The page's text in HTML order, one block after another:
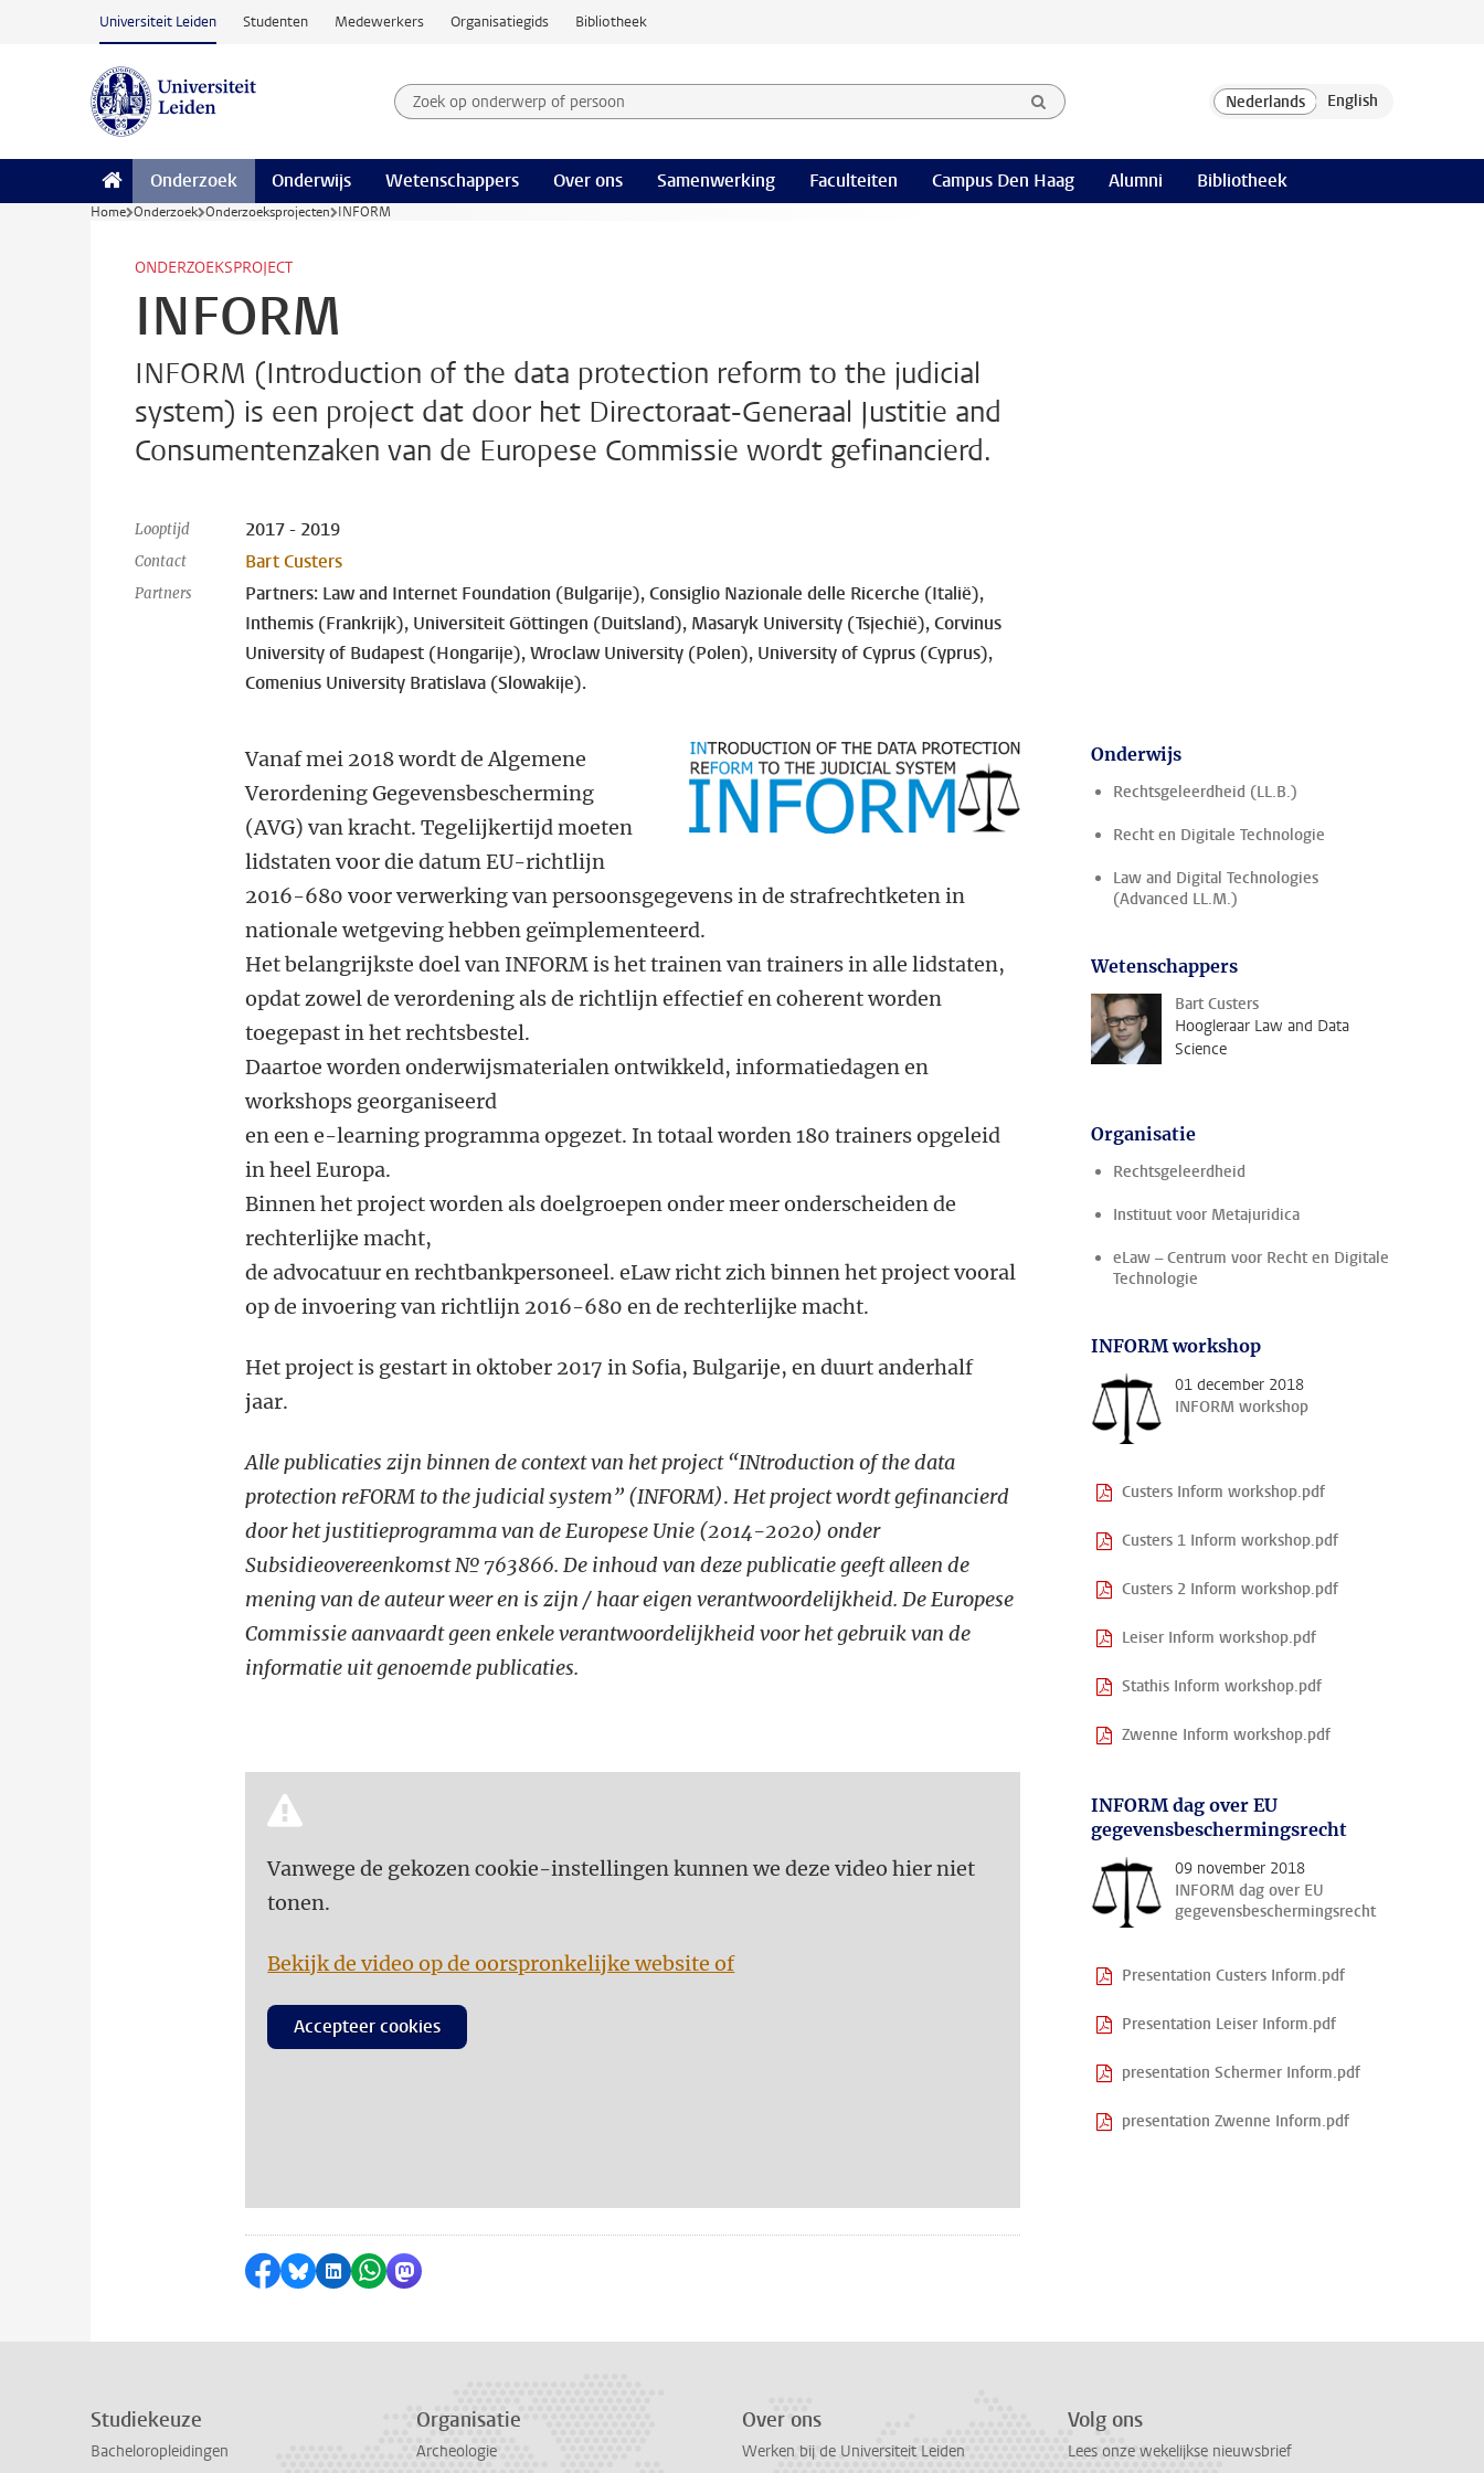
Ga naar hoofdinhoud
Universiteit Leiden Studenten Medewerkers Organisatiegids Bibliotheek
Zoek op onderwerp of persoon en selecteer categorie
Zoekterm
Onderzoek Onderwijs Wetenschappers Over ons Samenwerking Faculteiten Campus Den Haag Alumni Bibliotheek
Home Onderzoek Onderzoeksprojecten INFORM
ONDERZOEKSPROJECT
INFORM
INFORM (Introduction of the data protection reform to the judicial
system) is een project dat door het Directoraat-Generaal Justitie and
Consumentenzaken van de Europese Commissie wordt gefinancierd.
Looptijd 2017 - 2019
Contact Bart Custers
Partners
Partners: Law and Internet Foundation (Bulgarije), Consiglio Nazionale delle Ricerche (Italië),
Inthemis (Frankrijk), Universiteit Göttingen (Duitsland), Masaryk University (Tsjechië), Corvinus
University of Budapest (Hongarije), Wroclaw University (Polen), University of Cyprus (Cyprus),
Comenius University Bratislava (Slowakije).
Vanaf mei 2018 wordt de Algemene
Verordening Gegevensbescherming
(AVG) van kracht. Tegelijkertijd moeten
lidstaten voor die datum EU-richtlijn
2016-680 voor verwerking van persoonsgegevens in de strafrechtketen in
nationale wetgeving hebben geïmplementeerd.
Het belangrijkste doel van INFORM is het trainen van trainers in alle lidstaten,
opdat zowel de verordening als de richtlijn effectief en coherent worden
toegepast in het rechtsbestel.
Daartoe worden onderwijsmaterialen ontwikkeld, informatiedagen en
workshops georganiseerd
en een e-learning programma opgezet. In totaal worden 180 trainers opgeleid
in heel Europa.
Binnen het project worden als doelgroepen onder meer onderscheiden de
rechterlijke macht,
de advocatuur en rechtbankpersoneel. eLaw richt zich binnen het project vooral
op de invoering van richtlijn 2016-680 en de rechterlijke macht.
Het project is gestart in oktober 2017 in Sofia, Bulgarije, en duurt anderhalf
jaar.
Alle publicaties zijn binnen de context van het project“INtroduction of the data
protection reFORM to the judicial system” (INFORM). Het project wordt gefinancierd
door het justitieprogramma van de Europese Unie (2014-2020) onder
Subsidieovereenkomst № 763866. De inhoud van deze publicatie geeft alleen de
mening van de auteur weer en is zijn / haar eigen verantwoordelijkheid. De Europese
Commissie aanvaardt geen enkele verantwoordelijkheid voor het gebruik van de
informatie uit genoemde publicaties.
Vanwege de gekozen cookie-instellingen kunnen we deze video hier niet
tonen.
Bekijk de video op de oorspronkelijke website of
Accepteer cookies
Delen op Facebook
Delen via Bluesky
Delen op LinkedIn
Delen via WhatsApp
Delen via Mastodon
Onderwijs
Rechtsgeleerdheid (LL.B.)
Recht en Digitale Technologie
Law and Digital Technologies
(Advanced LL.M.)
Wetenschappers
Bart Custers
Hoogleraar Law and Data
Science
Organisatie
Rechtsgeleerdheid
Instituut voor Metajuridica
eLaw – Centrum voor Recht en Digitale
Technologie
INFORM workshop
01 december 2018
INFORM workshop
Custers Inform workshop.pdf
Custers 1 Inform workshop.pdf
Custers 2 Inform workshop.pdf
Leiser Inform workshop.pdf
Stathis Inform workshop.pdf
Zwenne Inform workshop.pdf
INFORM dag over EU
gegevensbeschermingsrecht
09 november 2018
INFORM dag over EU
gegevensbeschermingsrecht
Presentation Custers Inform.pdf
Presentation Leiser Inform.pdf
presentation Schermer Inform.pdf
presentation Zwenne Inform.pdf
Studiekeuze
Bacheloropleidingen
Organisatie
Archeologie
Over ons
Werken bij de Universiteit Leiden
Volg ons
Lees onze wekelijkse nieuwsbrief